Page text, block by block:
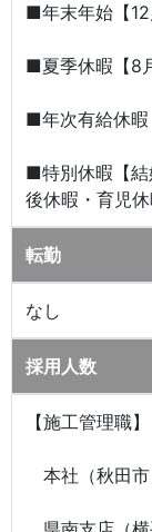
■年末年始【12
■夏季休暇【8
■年次有給休暇
■特別休暇【結
後休暇・育児
転勤
なし
採用人数
【施工管理職】
本社（秋田